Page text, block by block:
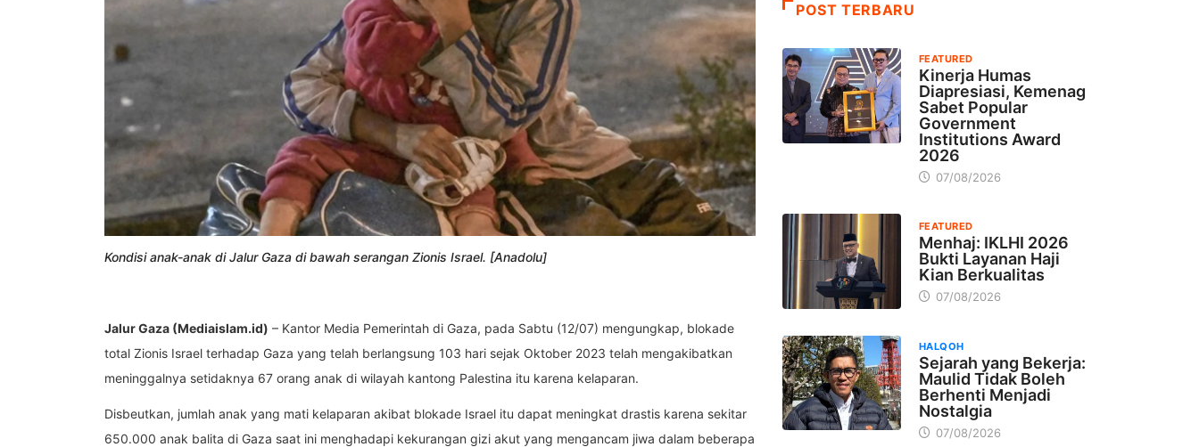
Kondisi anak-anak di Jalur Gaza di bawah serangan Zionis Israel. [Anadolu]
Jalur Gaza (Mediaislam.id) – Kantor Media Pemerintah di Gaza, pada Sabtu (12/07) mengungkap, blokade
total Zionis Israel terhadap Gaza yang telah berlangsung 103 hari sejak Oktober 2023 telah mengakibatkan
meninggalnya setidaknya 67 orang anak di wilayah kantong Palestina itu karena kelaparan.
Disbeutkan, jumlah anak yang mati kelaparan akibat blokade Israel itu dapat meningkat drastis karena sekitar
650.000 anak balita di Gaza saat ini menghadapi kekurangan gizi akut yang mengancam jiwa dalam beberapa
POST TERBARU
FEATURED
Kinerja Humas
Diapresiasi, Kemenag
Sabet Popular
Government
Institutions Award
2026
07/08/2026
FEATURED
Menhaj: IKLHI 2026
Bukti Layanan Haji
Kian Berkualitas
07/08/2026
HALQOH
Sejarah yang Bekerja:
Maulid Tidak Boleh
Berhenti Menjadi
Nostalgia
07/08/2026